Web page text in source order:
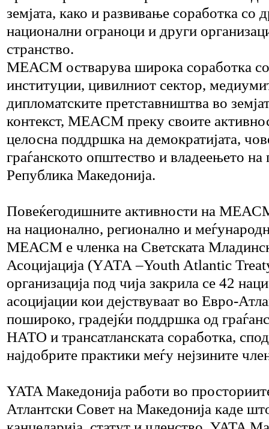
земјата, како и развивање соработка со
национални ограноци и други
странство.
МЕАСМ остварува широка соработка
институции, цивилниот сектор,
дипломатските претставништва во
контекст, МЕАСМ преку своите
целосна поддршка на демократијата,
граѓанското општество и владеењето на
Република Македонија.
Повеќегодишните активности на
на национално, регионално и
МЕАСМ е членка на Светската
Асоцијација (YАТА –Youth Atlantic
организација под чија закрила се 42
асоцијации кои дејствуваат во Евро-
пошироко, градејќи поддршка од
НАТО и трансатланската соработка,
најдобрите практики меѓу нејзините
YATA Македонија работи во
Атлантски Совет на Македонија каде